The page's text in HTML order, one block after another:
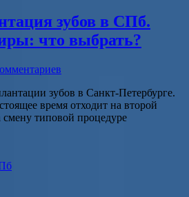
зубов в СПб.
что выбрать?
зубов в Санкт-Петербурге.
время отходит на второй
типовой процедуре